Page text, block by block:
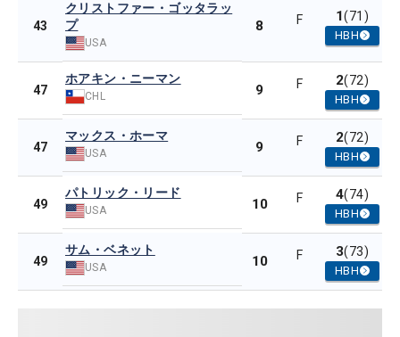
43
クリストファー・ゴッタラッ
プ
USA
8 F 1(71)
HBH
47
ホアキン・ニーマン
CHL 9 F 2(72)
HBH
47
マックス・ホーマ
USA 9 F 2(72)
HBH
49
パトリック・リード
USA 10 F 4(74)
HBH
49
サム・ベネット
USA 10 F 3(73)
HBH